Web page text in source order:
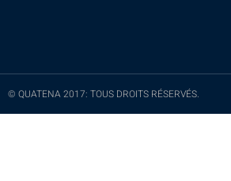
© QUATENA 2017: TOUS DROITS RÉSERVÉS.